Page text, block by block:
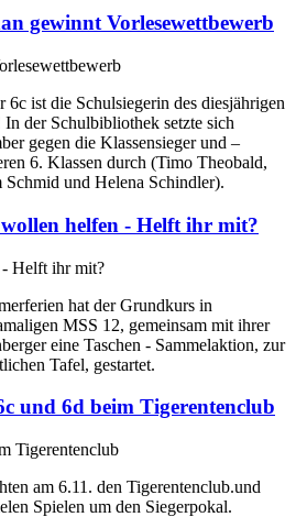
gewinnt Vorlesewettbewerb
6c ist die Schulsiegerin des diesjährigen
der Schulbibliothek setzte sich
gegen die Klassensieger und –
6. Klassen durch (Timo Theobald,
Schmid und Helena Schindler).
helfen - Helft ihr mit?
hat der Grundkurs in
MSS 12, gemeinsam mit ihrer
eine Taschen - Sammelaktion, zur
Tafel, gestartet.
und 6d beim Tigerentenclub
am 6.11. den Tigerentenclub.und
Spielen um den Siegerpokal.